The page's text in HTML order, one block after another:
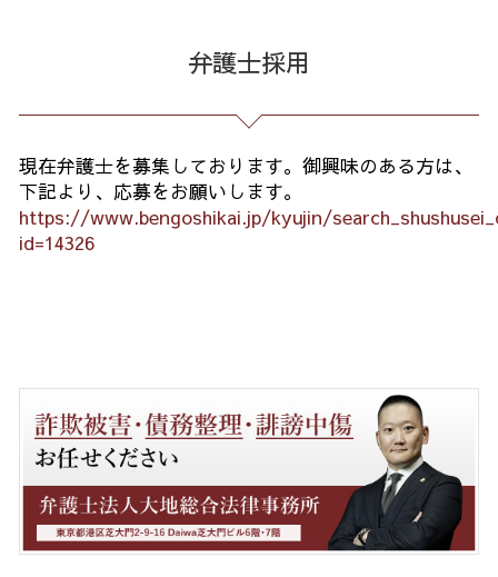
弁護士採用
現在弁護士を募集しております。御興味のある方は、
下記より、応募をお願いします。
https://www.bengoshikai.jp/kyujin/
id=14326